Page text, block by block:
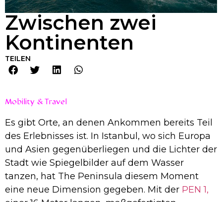
Zwischen zwei
Kontinenten
TEILEN
Mobility & Travel
Es gibt Orte, an denen Ankommen bereits Teil
des Erlebnisses ist. In Istanbul, wo sich Europa
und Asien gegenüberliegen und die Lichter der
Stadt wie Spiegelbilder auf dem Wasser
tanzen, hat The Peninsula diesem Moment
eine neue Dimension gegeben. Mit der PEN 1,